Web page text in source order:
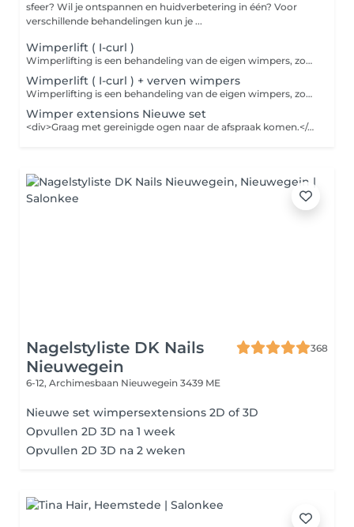
sfeer? Wil je ontspannen en huidverbetering in één? Voor
verschillende behandelingen kun je ...
Wimperlift ( I-curl )
Wimperlifting is een behandeling van de eigen wimpers, zonder valse wimpers aan te brengen. Het is een snelle en effectieve manier om de wimpers te krullen. <div>Graag met gereinigde ogen naar de afspraak komen.</div>
Wimperlift ( I-curl ) + verven wimpers
Wimperlifting is een behandeling van de eigen wimpers, zonder valse wimpers aan te brengen. Het is een snelle en effectieve manier om de wimpers te krullen. <div>Graag met gereinigde ogen naar de afspraak komen.</div>
Wimper extensions Nieuwe set
<div>Graag met gereinigde ogen naar de afspraak komen.</div>
Nagelstyliste DK Nails
Nieuwegein
368
6-12, Archimesbaan Nieuwegein 3439 ME
Nieuwe set wimpersextensions 2D of 3D
Opvullen 2D 3D na 1 week
Opvullen 2D 3D na 2 weken